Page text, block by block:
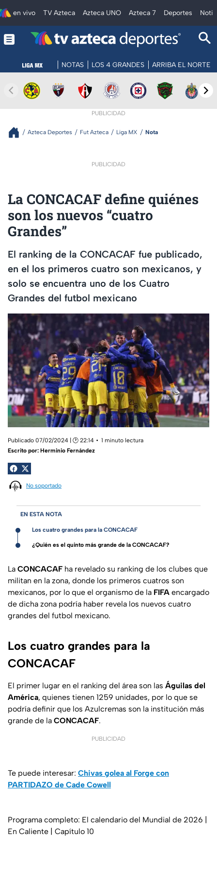
en vivo TV Azteca Azteca UNO Azteca 7 Deportes
NOTAS LOS 4 GRANDES ARRIBA EL NORTE
PUBLICIDAD
Azteca Deportes Fut Azteca Liga MX Nota
PUBLICIDAD
La CONCACAF define quiénes
son los nuevos “cuatro
Grandes”
El ranking de la CONCACAF fue publicado,
en el los primeros cuatro son mexicanos, y
solo se encuentra uno de los Cuatro
Grandes del futbol mexicano
Publicado 07/02/2024 | 🕑 22:14
1 minuto lectura
Escrito por: Herminio Fernández
No soportado
EN ESTA NOTA
Los cuatro grandes para la CONCACAF
¿Quién es el quinto más grande de la CONCACAF?
La CONCACAF ha revelado su ranking de los clubes que
militan en la zona, donde los primeros cuatros son
mexicanos, por lo que el organismo de la FIFA encargado
de dicha zona podría haber revela los nuevos cuatro
grandes del futbol mexicano.
Los cuatro grandes para la
CONCACAF
El primer lugar en el ranking del área son las Águilas del
América, quienes tienen 1259 unidades, por lo que se
podría definir que los Azulcremas son la institución más
grande de la CONCACAF.
PUBLICIDAD
Te puede interesar: Chivas golea al Forge con
PARTIDAZO de Cade Cowell
Programa completo: El calendario del Mundial de 2026 |
En Caliente | Capítulo 10